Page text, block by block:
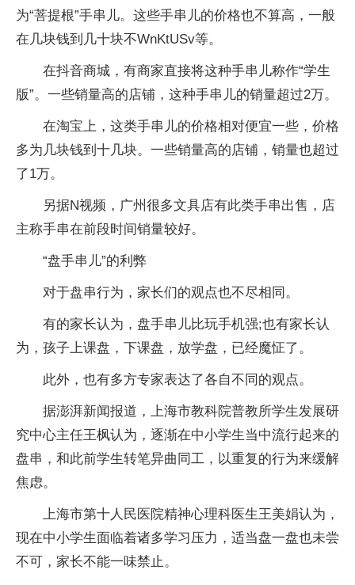
为“菩提根”手串儿。这些手串儿的价格也不算高，一般
在几块钱到几十块不WnKtUSv等。
在抖音商城，有商家直接将这种手串儿称作“学生
版”。一些销量高的店铺，这种手串儿的销量超过2万。
在淘宝上，这类手串儿的价格相对便宜一些，价格
多为几块钱到十几块。一些销量高的店铺，销量也超过
了1万。
另据N视频，广州很多文具店有此类手串出售，店
主称手串在前段时间销量较好。
“盘手串儿”的利弊
对于盘串行为，家长们的观点也不尽相同。
有的家长认为，盘手串儿比玩手机强;也有家长认
为，孩子上课盘，下课盘，放学盘，已经魔怔了。
此外，也有多方专家表达了各自不同的观点。
据澎湃新闻报道，上海市教科院普教所学生发展研
究中心主任王枫认为，逐渐在中小学生当中流行起来的
盘串，和此前学生转笔异曲同工，以重复的行为来缓解
焦虑。
上海市第十人民医院精神心理科医生王美娟认为，
现在中小学生面临着诸多学习压力，适当盘一盘也未尝
不可，家长不能一味禁止。